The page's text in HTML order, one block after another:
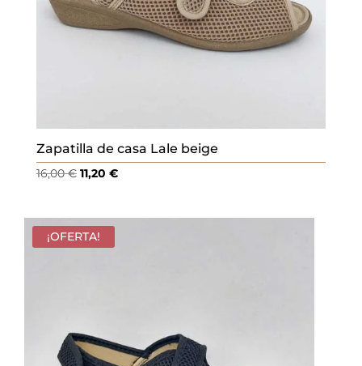
Zapatilla de casa Lale beige
16,00€ El
original
era:
11,20 €El
actual
¡OFERTA!